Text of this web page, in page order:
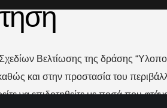
Βελτίωσης της δράσης
και στην προστασία του
να επιδοτηθείτε με ποσά που